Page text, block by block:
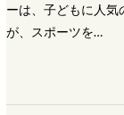
ーは、子どもに人気
が、スポーツを…